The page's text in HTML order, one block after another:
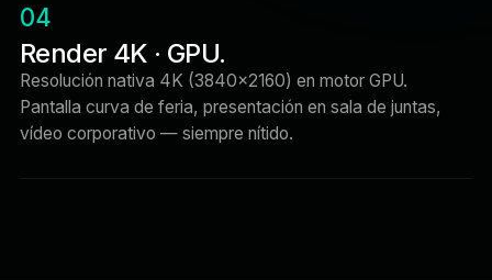
04
Render 4K · GPU.
Resolución nativa 4K (3840×2160) en motor GPU.
Pantalla curva de feria, presentación en sala de juntas,
vídeo corporativo — siempre nítido.